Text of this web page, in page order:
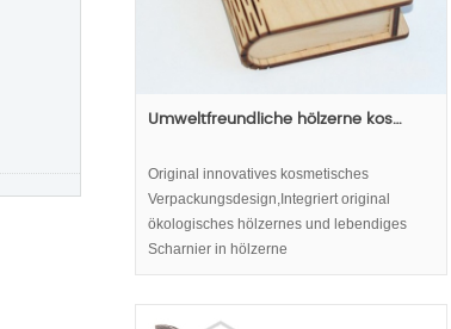
Umweltfreundliche hölzerne kos…
Original innovatives kosmetisches
Verpackungsdesign,Integriert original
ökologisches hölzernes und lebendiges
Scharnier in hölzerne
Kosmetikverpackungen